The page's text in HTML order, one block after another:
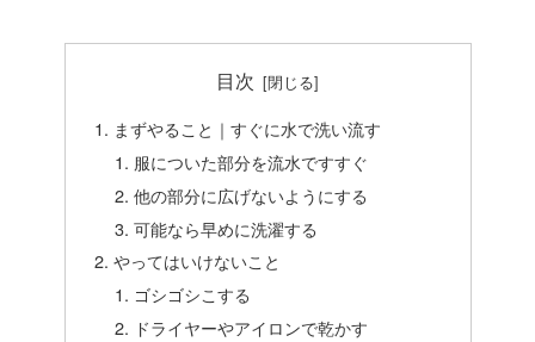
目次
まずやること｜すぐに水で洗い流す
服についた部分を流水ですすぐ
他の部分に広げないようにする
可能なら早めに洗濯する
やってはいけないこと
ゴシゴシこする
ドライヤーやアイロンで乾かす